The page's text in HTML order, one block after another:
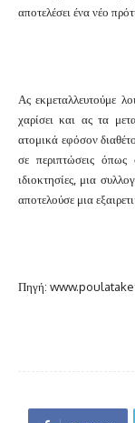
αποτελέσει ένα νέο
Ας εκμεταλλευτούμε
χαρίσει και ας τα
ατομικά εφόσον
σε περιπτώσεις
ιδιοκτησίες, μια
αποτελούσε μια
Πηγή: